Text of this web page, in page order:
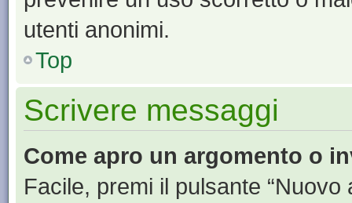
utenti anonimi.
Top
Scrivere messaggi
Come apro un argomento o
Facile, premi il pulsante